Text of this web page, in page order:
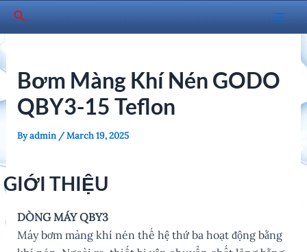
SkipSearch
Main
Bơm Màng Khí Nén GODO
QBY3-15 Teflon
Byadmin /March 19, 2025
GIỚI THIỆU
DÒNG MÁY QBY3
Máy bơm màng khí nén thế hệ thứ ba hoạt động bằng